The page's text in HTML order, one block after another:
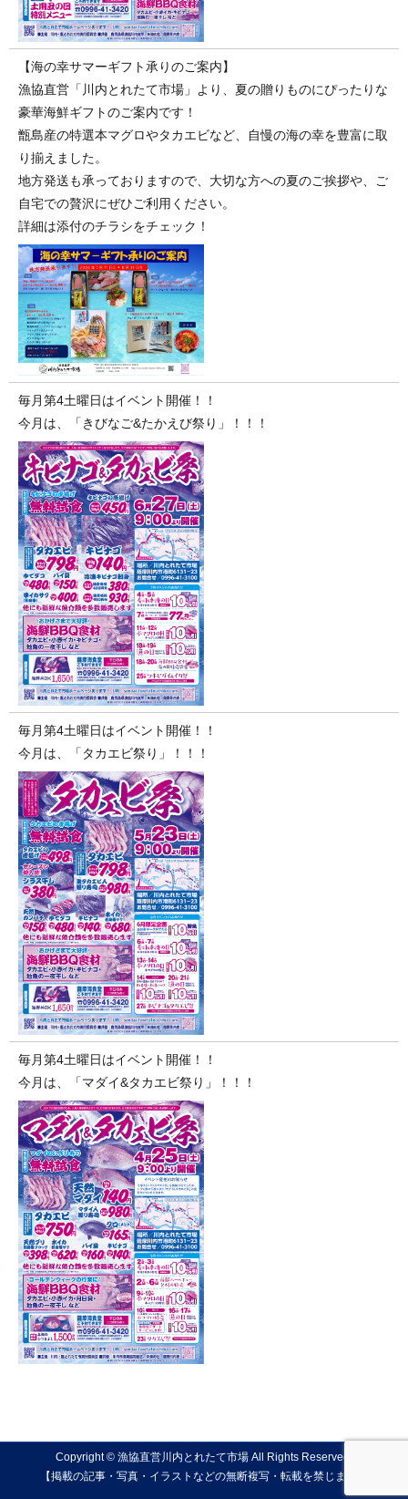
【海の幸サマーギフト承りのご案内】
漁協直営「川内とれたて市場」より、夏の贈りものにぴったりな
豪華海鮮ギフトのご案内です！
甑島産の特選本マグロやタカエビなど、自慢の海の幸を豊富に取
り揃えました。
地方発送も承っておりますので、大切な方への夏のご挨拶や、ご
自宅での贅沢にぜひご利用ください。
詳細は添付のチラシをチェック！
毎月第4土曜日はイベント開催！！
今月は、「きびなご&たかえび祭り」！！！
毎月第4土曜日はイベント開催！！
今月は、「タカエビ祭り」！！！
毎月第4土曜日はイベント開催！！
今月は、「マダイ&タカエビ祭り」！！！
Copyright © 漁協直営川内とれたて市場 All Rights Reserved.
【掲載の記事・写真・イラストなどの無断複写・転載を禁じます】